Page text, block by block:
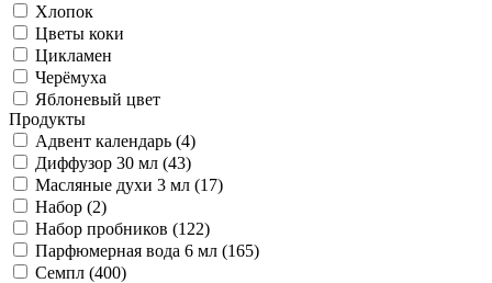
Хлопок
Цветы коки
Цикламен
Черёмуха
Яблоневый цвет
Продукты
Адвент календарь (4)
Диффузор 30 мл (43)
Масляные духи 3 мл (17)
Набор (2)
Набор пробников (122)
Парфюмерная вода 6 мл (165)
Семпл (400)